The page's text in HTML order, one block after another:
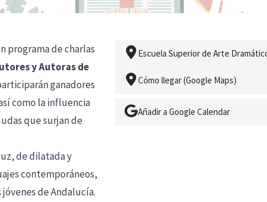
programa de charlas
y Autoras de
ganadores
como la influencia
que surjan de
de dilatada y
contemporáneos,
de Andalucía.
Escuela Superior de Arte
Cómo llegar (Google Maps)
Añadir a Google Calendar